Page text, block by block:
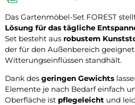
Das Gartenmöbel-Set FOREST
Lösung für das tägliche
Set besteht aus robustem
der für den Außenbereich
Witterungseinflüssen standhält.
Dank des geringen Gewichts
Elemente je nach Bedarf einfach
Oberfläche ist pflegeleicht und